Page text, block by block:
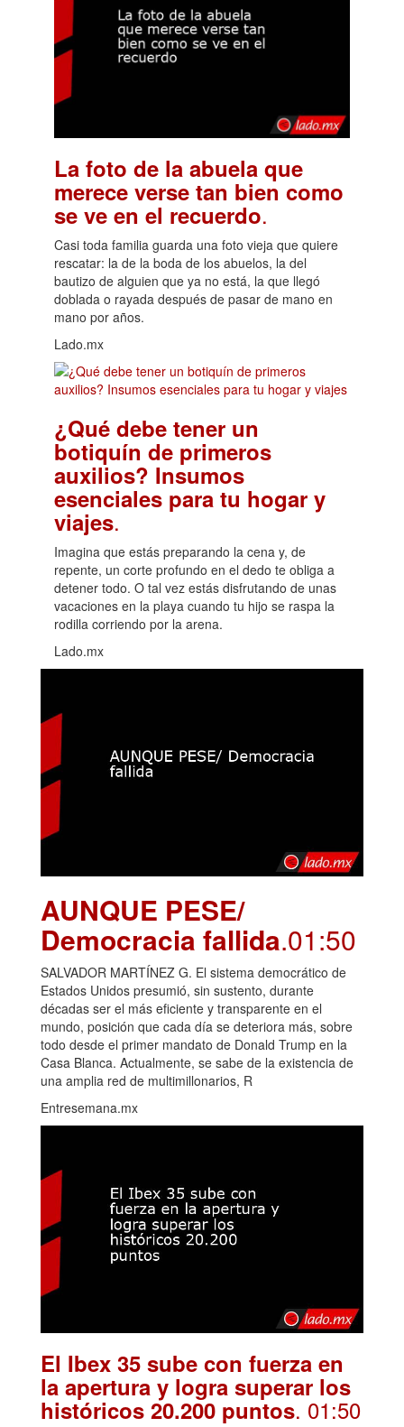
La foto de la abuela que
merece verse tan bien como
se ve en el recuerdo.
Casi toda familia guarda una foto vieja que quiere
rescatar: la de la boda de los abuelos, la del
bautizo de alguien que ya no está, la que llegó
doblada o rayada después de pasar de mano en
mano por años.
Lado.mx
¿Qué debe tener un
botiquín de primeros
auxilios? Insumos
esenciales para tu hogar y
viajes.
Imagina que estás preparando la cena y, de
repente, un corte profundo en el dedo te obliga a
detener todo. O tal vez estás disfrutando de unas
vacaciones en la playa cuando tu hijo se raspa la
rodilla corriendo por la arena.
Lado.mx
AUNQUE PESE/
Democracia fallida.01:50
SALVADOR MARTÍNEZ G. El sistema democrático de
Estados Unidos presumió, sin sustento, durante
décadas ser el más eficiente y transparente en el
mundo, posición que cada día se deteriora más, sobre
todo desde el primer mandato de Donald Trump en la
Casa Blanca. Actualmente, se sabe de la existencia de
una amplia red de multimillonarios, R
Entresemana.mx
El Ibex 35 sube con fuerza en
la apertura y logra superar los
históricos 20.200 puntos. 01:50